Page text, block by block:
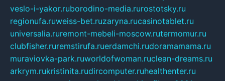
veslo-i-yakor.ruborodino-media.rurostotsky.ru
regionufa.ruweiss-bet.ruzaryna.rucasinotablet.ru
universalia.ruremont-mebeli-moscow.rutermomur.ru
clubfisher.ruremstirufa.ruerdamchi.rudoramamama.ru
muraviovka-park.ruworldofwoman.ruclean-dreams.ru
arkrym.rukristinita.rudircomputer.ruhealthenter.ru